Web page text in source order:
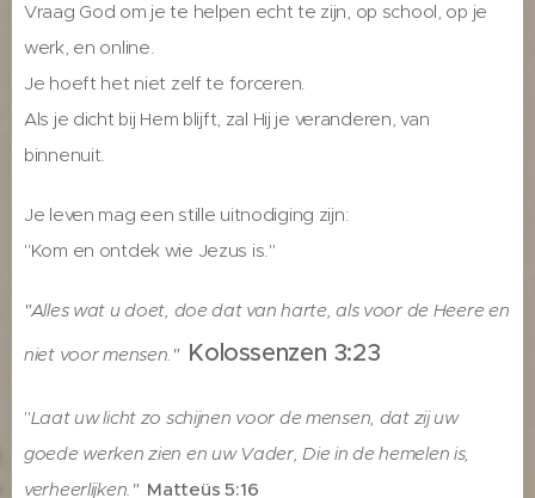
Vraag God om je te helpen echt te zijn, op school, op je
werk, en online.
Je hoeft het niet zelf te forceren.
Als je dicht bij Hem blijft, zal Hij je veranderen, van
binnenuit.
Je leven mag een stille uitnodiging zijn:
"Kom en ontdek wie Jezus is."
"Alles wat u doet, doe dat van harte, als voor de Heere en
niet voor mensen." Kolossenzen 3:23
"Laat uw licht zo schijnen voor de mensen, dat zij uw
goede werken zien en uw Vader, Die in de hemelen is,
verheerlijken." Matteüs 5:16